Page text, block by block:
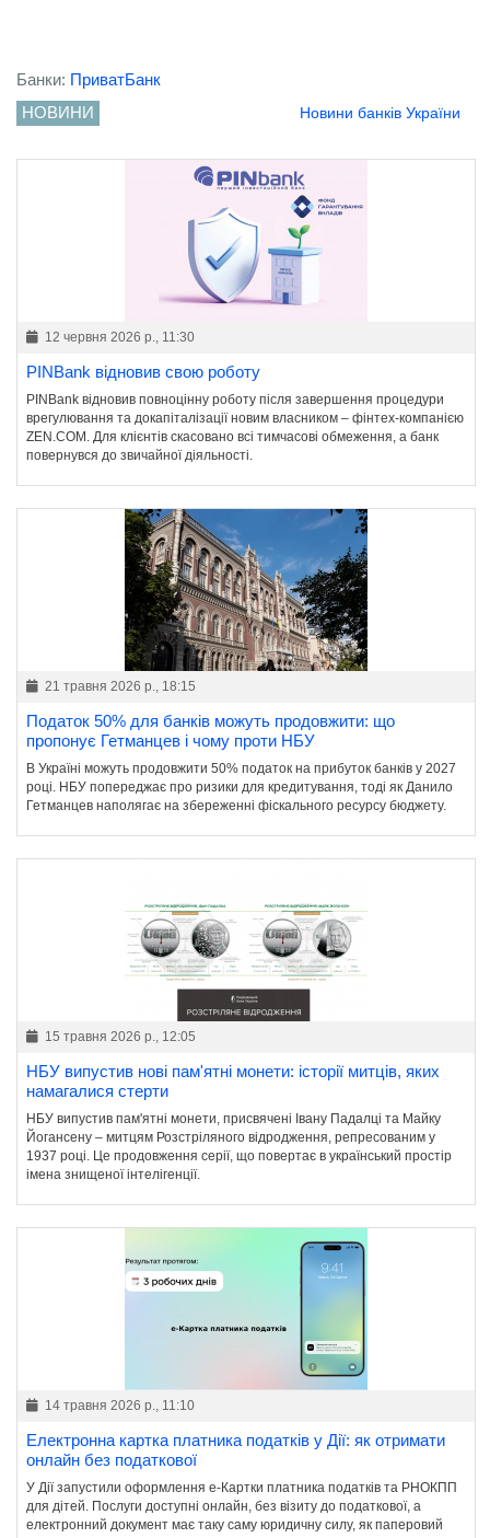
Банки: ПриватБанк
НОВИНИ
Новини банків України
12 червня 2026 р., 11:30
PINBank відновив свою роботу
PINBank відновив повноцінну роботу після завершення процедури
врегулювання та докапіталізації новим власником – фінтех-компанією
ZEN.COM. Для клієнтів скасовано всі тимчасові обмеження, а банк
повернувся до звичайної діяльності.
21 травня 2026 р., 18:15
Податок 50% для банків можуть продовжити: що
пропонує Гетманцев і чому проти НБУ
В Україні можуть продовжити 50% податок на прибуток банків у 2027
році. НБУ попереджає про ризики для кредитування, тоді як Данило
Гетманцев наполягає на збереженні фіскального ресурсу бюджету.
15 травня 2026 р., 12:05
НБУ випустив нові пам'ятні монети: історії митців, яких
намагалися стерти
НБУ випустив пам'ятні монети, присвячені Івану Падалці та Майку
Йогансену – митцям Розстріляного відродження, репресованим у
1937 році. Це продовження серії, що повертає в український простір
імена знищеної інтелігенції.
14 травня 2026 р., 11:10
Електронна картка платника податків у Дії: як отримати
онлайн без податкової
У Дії запустили оформлення е-Картки платника податків та РНОКПП
для дітей. Послуги доступні онлайн, без візиту до податкової, а
електронний документ має таку саму юридичну силу, як паперовий